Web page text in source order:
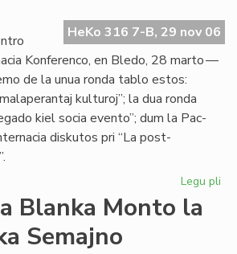
HeKo 316 7-B, 29 nov 06
Konferenco, en Bledo, 28 marto —
de la unua ronda tablo estos:
kulturoj”; la dua ronda
kiel socia evento”; dum la Pac-
diskutos pri “La post-
Legu pli
Blanka Monto la
Semajno